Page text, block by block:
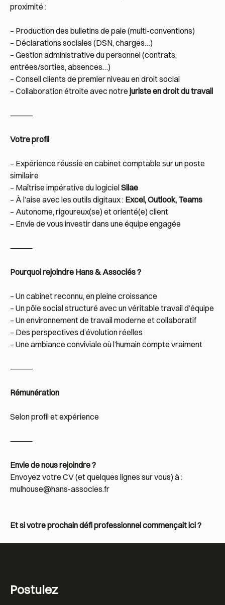
proximité :
– Production des bulletins de paie (multi-conventions)
– Déclarations sociales (DSN, charges…)
– Gestion administrative du personnel (contrats,
entrées/sorties, absences…)
– Conseil clients de premier niveau en droit social
– Collaboration étroite avec notre juriste en droit du travail
⸻
Votre profil
– Expérience réussie en cabinet comptable sur un poste
similaire
– Maîtrise impérative du logicielSilae
– À l’aise avec les outils digitaux : Excel, Outlook, Teams
– Autonome, rigoureux(se) et orienté(e) client
– Envie de vous investir dans une équipe engagée
⸻
Pourquoi rejoindre Hans & Associés ?
– Un cabinet reconnu, en pleine croissance
– Un pôle social structuré avec un véritable travail d’équipe
– Un environnement de travail moderne et collaboratif
– Des perspectives d’évolution réelles
– Une ambiance conviviale où l’humain compte vraiment
⸻
Rémunération
Selon profil et expérience
⸻
Envie de nous rejoindre ?
Envoyez votre CV (et quelques lignes sur vous) à :
mulhouse@hans-associes.fr
Et si votre prochain défi professionnel commençait ici ?
Postulez